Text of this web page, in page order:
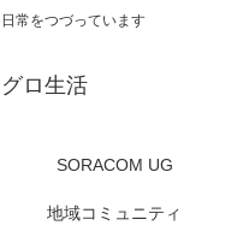
常をつづっています
ロ生活
SORACOM UG
地域コミュニティ